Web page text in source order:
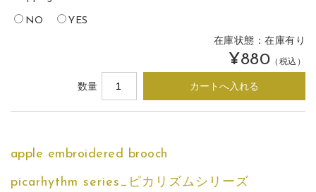
NO
YES
在庫状態：在庫有り
¥880 （税込）
数量
apple embroidered brooch
picarhythm series_ピカリズムシリーズ